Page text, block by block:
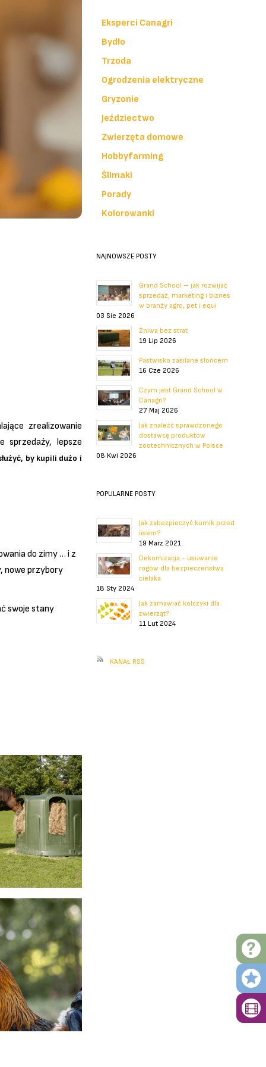
zrealizowanie
sprzedaży, lepsze
by kupili dużo i
do zimy … i z
nowe przybory
swoje stany
Eksperci Canagri
Bydło
Trzoda
Ogrodzenia elektryczne
Gryzonie
Jeździectwo
Zwierzęta domowe
Hobbyfarming
Ślimaki
Porady
Kolorowanki
NAJNOWSZE POSTY
Grand School – jak rozwijać
sprzedaż, marketing i biznes
w branży agro, pet i equi
03 Sie 2026
Żniwa bez strat
19 Lip 2026
Pastwisko zasilane słońcem
16 Cze 2026
Czym jest Grand School w
Canagri?
27 Maj 2026
Jak znaleźć sprawdzonego
dostawcę produktów
zootechnicznych w Polsce
08 Kwi 2026
POPULARNE POSTY
Jak zabezpieczyć kurnik przed
lisem?
19 Marz 2021
Dekornizacja - usuwanie
rogów dla bezpieczeństwa
cielaka
18 Sty 2024
Jak zamawiać kolczyki dla
zwierząt?
11 Lut 2024
KANAŁ RSS